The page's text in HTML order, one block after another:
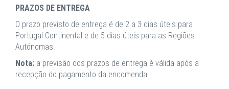
PRAZOS DE ENTREGA
O prazo previsto de entrega é de 2 a 3 dias úteis para
Portugal Continental e de 5 dias úteis para as Regiões
Autónomas.
Nota: a previsão dos prazos de entrega é válida após a
recepção do pagamento da encomenda.